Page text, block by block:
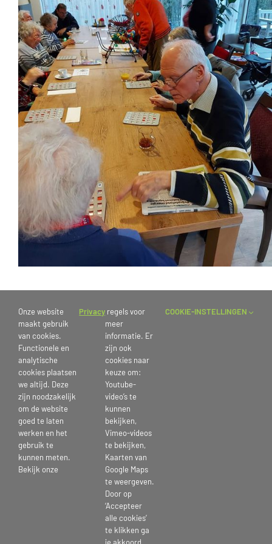
Winterbingo
Bewoners van Zorg Thuis en Kleinschalig Wonen speelden deze week
onder begeleiding van de activiteitenbegeleiding en vrijwilligers
gezellig een potje winterbingo .
Iedereen viel in de prijzen!
Wist u trouwens dat bingo erg geschikt is voor ouderen mensen?
Het houdt de mentale alertheid in tact doordat de deelnemers in
staat moeten zijn om snel een aantal cijfers te controleren én het
vereist een goede hand-oog coördinatie!
Publicatiedatum: 26 januari 2023
Onze website
maakt gebruik
van cookies.
Functionele en
analytische
cookies plaatsen
we altijd. Deze
zijn noodzakelijk
om de website
goed te laten
werken en het
gebruik te
kunnen meten.
Bekijk onze
Privacy regels voor
meer
informatie. Er
zijn ook
cookies naar
keuze om:
Youtube-
video’s te
kunnen
bekijken,
Vimeo-videos
te bekijken,
Kaarten van
Google Maps
te weergeven.
Door op
‘Accepteer
alle cookies’
te klikken ga
je akkoord
COOKIE-INSTELLINGEN